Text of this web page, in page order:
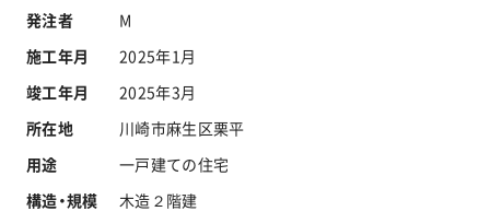
発注者
M
施工年月
2025年1月
竣工年月
2025年3月
所在地
川崎市麻生区栗平
用途
一戸建ての住宅
構造・規模
木造２階建
採用情報